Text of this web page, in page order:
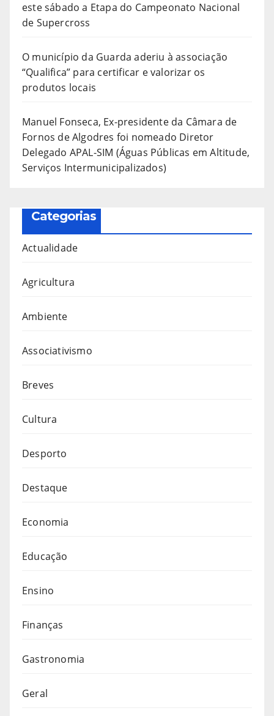
este sábado a Etapa do Campeonato Nacional
de Supercross
O município da Guarda aderiu à associação
“Qualifica” para certificar e valorizar os
produtos locais
Manuel Fonseca, Ex-presidente da Câmara de
Fornos de Algodres foi nomeado Diretor
Delegado APAL-SIM (Águas Públicas em Altitude,
Serviços Intermunicipalizados)
Categorias
Actualidade
Agricultura
Ambiente
Associativismo
Breves
Cultura
Desporto
Destaque
Economia
Educação
Ensino
Finanças
Gastronomia
Geral